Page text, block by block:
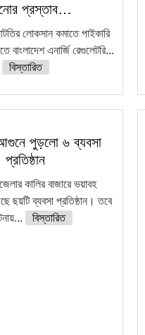
প্রস্তাব…
লোকসান কমাতে পাইকারি
বাংলাদেশ এনার্জি রেগুলেটরি...
বিস্তারিত
পুড়লো ৬ ব্যবসা
প্রতিষ্ঠান
কালির বাজারে ভয়াবহ
ছয়টি ব্যবসা প্রতিষ্ঠান। তবে
বিস্তারিত